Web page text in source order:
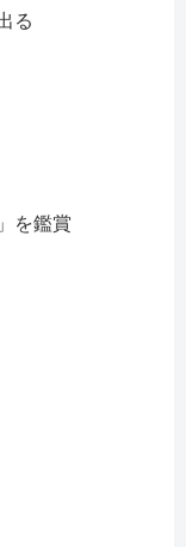
る
を鑑賞